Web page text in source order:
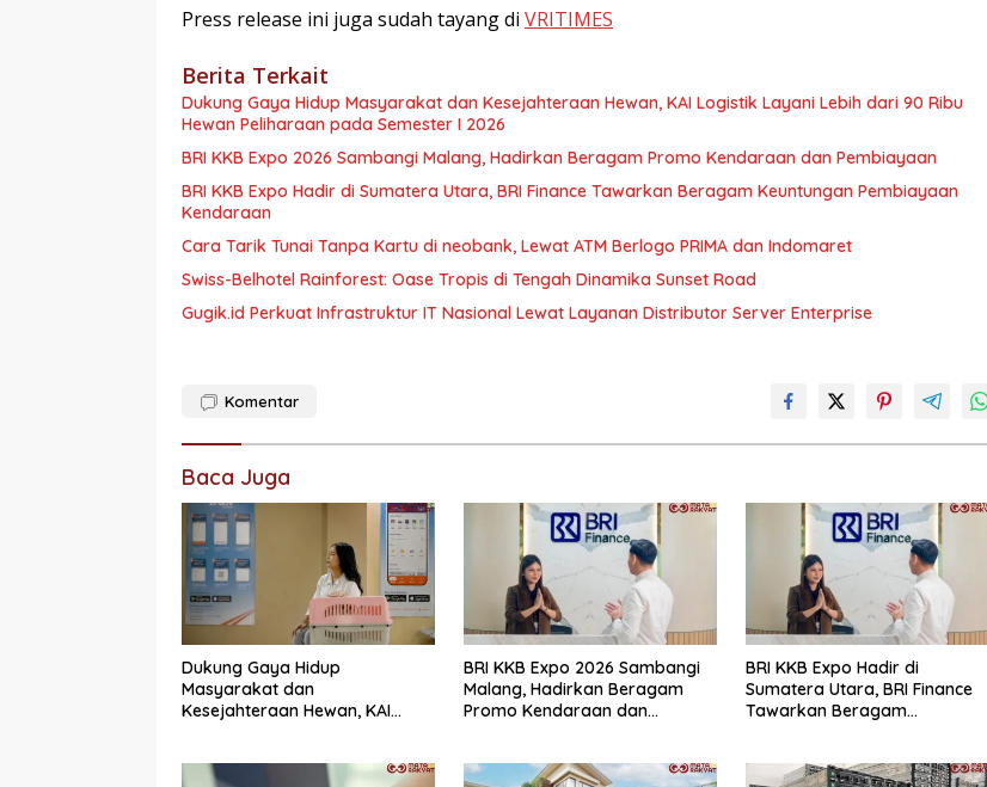
Press release ini juga sudah tayang di VRITIMES
Berita Terkait
Dukung Gaya Hidup Masyarakat dan Kesejahteraan Hewan, KAI Logistik Layani Lebih dari 90 Ribu
Hewan Peliharaan pada Semester I 2026
BRI KKB Expo 2026 Sambangi Malang, Hadirkan Beragam Promo Kendaraan dan Pembiayaan
BRI KKB Expo Hadir di Sumatera Utara, BRI Finance Tawarkan Beragam Keuntungan Pembiayaan
Kendaraan
Cara Tarik Tunai Tanpa Kartu di neobank, Lewat ATM Berlogo PRIMA dan Indomaret
Swiss-Belhotel Rainforest: Oase Tropis di Tengah Dinamika Sunset Road
Gugik.id Perkuat Infrastruktur IT Nasional Lewat Layanan Distributor Server Enterprise
Komentar
Baca Juga
Dukung Gaya Hidup
Masyarakat dan
Kesejahteraan Hewan, KAI
Semester I 2026
BRI KKB Expo 2026 Sambangi
Malang, Hadirkan Beragam
Promo Kendaraan dan
BRI KKB Expo Hadir di
Sumatera Utara, BRI Finance
Tawarkan Beragam